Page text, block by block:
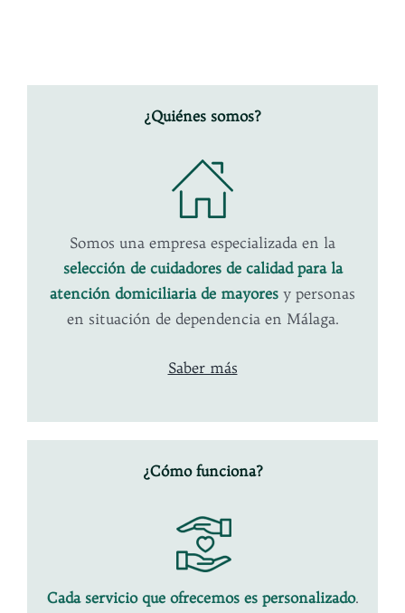
¿Quiénes somos?
Somos una empresa especializada en la
selección de cuidadores de calidad para la
atención domiciliaria de mayores y personas
en situación de dependencia en Málaga.
Saber más
¿Cómo funciona?
Cada servicio que ofrecemos es personalizado.